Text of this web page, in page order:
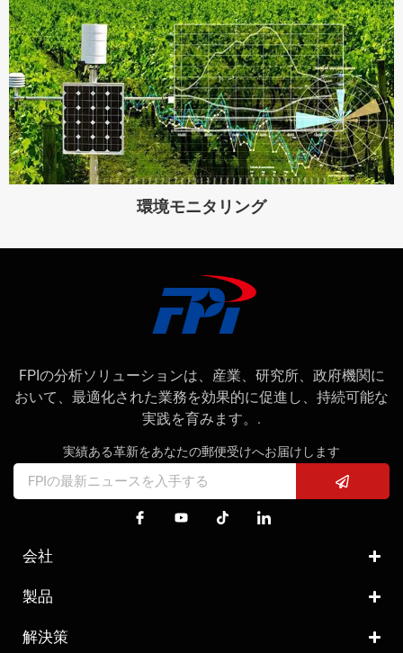
環境モニタリング
FPIの分析ソリューションは、産業、研究所、政府機関に
おいて、最適化された業務を効果的に促進し、持続可能な
実践を育みます。.
実績ある革新をあなたの郵便受けへお届けします
会社
製品
解決策